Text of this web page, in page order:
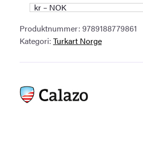
Austvågøya
–
Svolvær
kr – NOK
Produktnummer: 9789188779861
Kategori: Turkart Norge